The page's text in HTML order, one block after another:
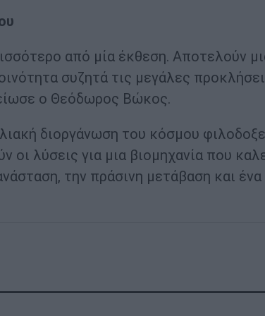
από μία έκθεση. Αποτελούν
συζητά τις μεγάλες
ο Θεόδωρος Βώκος.
διοργάνωση του κόσμου
οι λύσεις για μια βιομηχανία που
την πράσινη μετάβαση και